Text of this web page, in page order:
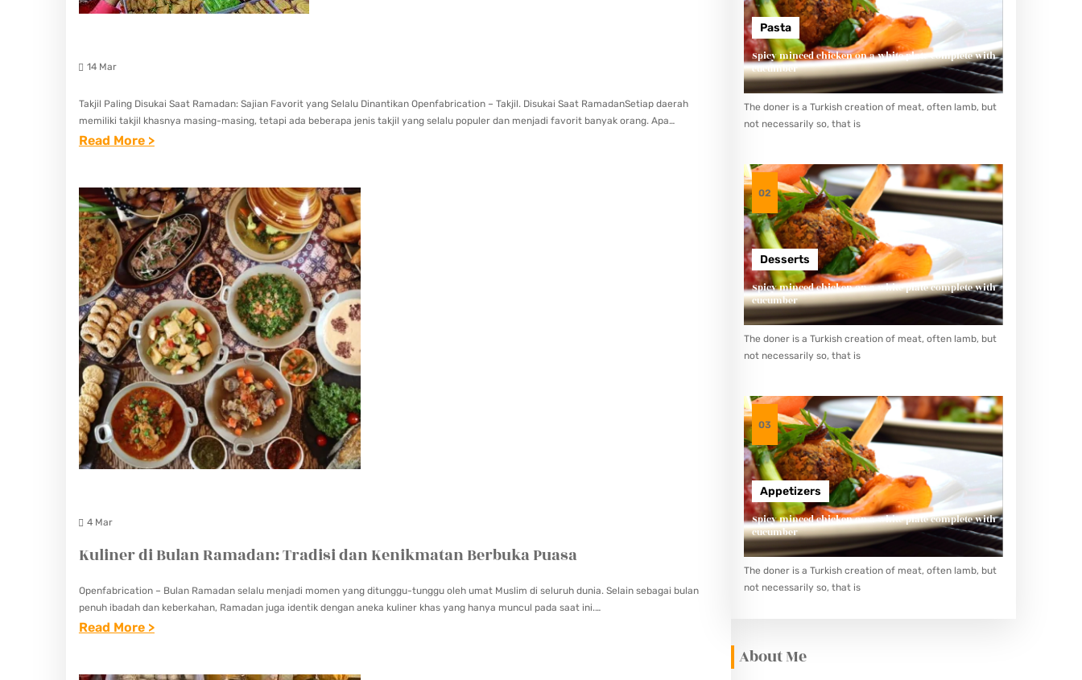
14 Mar
Takjil Paling Disukai Saat Ramadan: Sajian Favorit yang Selalu Dinantikan Openfabrication – Takjil. Disukai Saat RamadanSetiap daerah
memiliki takjil khasnya masing-masing, tetapi ada beberapa jenis takjil yang selalu populer dan menjadi favorit banyak orang. Apa…
Read More >:
N
T
I
T
L
E
D
P
O
S
T
1
8
4 Mar
Kuliner di Bulan Ramadan: Tradisi dan Kenikmatan Berbuka Puasa
Openfabrication – Bulan Ramadan selalu menjadi momen yang ditunggu-tunggu oleh umat Muslim di seluruh dunia. Selain sebagai bulan
penuh ibadah dan keberkahan, Ramadan juga identik dengan aneka kuliner khas yang hanya muncul pada saat ini.…
Read More >:
U
Pasta
Spicy minced chicken on a white plate complete with
cucumber
The doner is a Turkish creation of meat, often lamb, but
not necessarily so, that is
02
Desserts
Spicy minced chicken on a white plate complete with
cucumber
The doner is a Turkish creation of meat, often lamb, but
not necessarily so, that is
03
Appetizers
Spicy minced chicken on a white plate complete with
cucumber
The doner is a Turkish creation of meat, often lamb, but
not necessarily so, that is
About Me